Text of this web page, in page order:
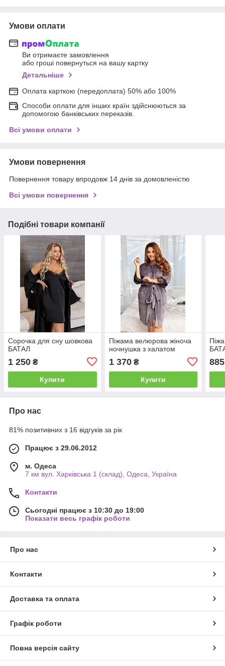
Умови оплати
Ви отримаєте замовлення
або гроші повернуться на вашу картку
Детальніше
Оплата карткою (передоплата) 50% або 100%
Способи оплати для інших країн здійснюються за
допомогою банківських переказів.
Всі умови оплати
Умови повернення
Повернення товару впродовж 14 днів за домовленістю
Всі умови повернення
Подібні товари компанії
Сорочка для сну шовкова
БАТАЛ
1 250 ₴
Купити
Піжама велюрова жіноча
ночнушка з халатом
1 370₴
Купити
885
Про нас
81% позитивних з 16 відгуків за рік
Працює з 29.06.2012
м. Одеса
7 км вул. Харківська 1 (склад), Одеса, Україна
Контакти
Сьогодні працює з 10:30 до 19:00
Показати весь графік роботи
Про нас
Контакти
Доставка та оплата
Графік роботи
Повна версія сайту